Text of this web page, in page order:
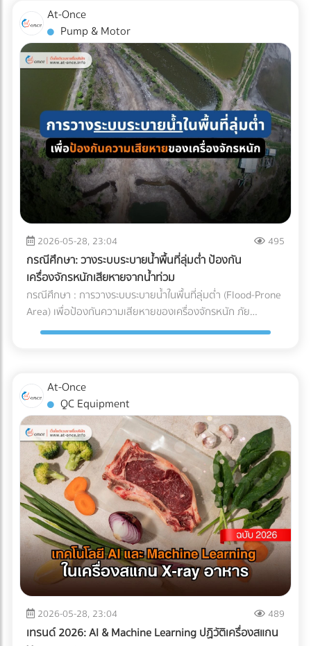
ความเสี่ยงที่คุ้มค่า: ลดอัตราของเสีย (Zero False Reject):
ป้องกันปัญหาสินค้าไม่ได้สเปก (Out of Spec) เมื่อมาถึงโรงงาน
ซึ่งหากสีหรือกลิ่นเพี้ยนไป ฝ่าย QA/QC จะต้องตีกลับสินค้าทั้ง
แบตช์ ทำให้เสียทั้งเงินและเวลา ความเสถียรของผลิตภัณฑ์
(Product Consistency): การใช้วัตถุดิบที่คุณภาพคงที่ ช่วยให้
โรงงานควบคุมมาตรฐานของสินค้าสำเร็จรูป (End-product) ได้
ง่ายขึ้น ไม่ว่าจะเป็นเครื่องดื่มบรรจุขวด หรือเบเกอรี่ สีและรสชาติ
จะเหมือนเดิมทุกรอบการผลิต ยืดอายุการจัดเก็บ (Extended
Shelf Life): มัทฉะที่ถูกควบคุมอุณหภูมิมาอย่างดีตั้งแต่ต้นทาง
จะมีอายุการจัดเก็บในคลังสินค้าของโรงงานได้นานขึ้น ช่วยให้ฝ่าย
จัดซื้อบริหารจัดการรอบการสั่งซื้อ (Lead Time) ได้อย่างยืดหยุ่น
บทสรุป คุณภาพของเครื่องดื่มหรืออาหารรสมัทฉะ ไม่ได้เริ่มต้นที่
สายพานการผลิตในโรงงาน แต่เริ่มต้นตั้งแต่การเลือกใช้วัตถุดิบ
และการบริหารจัดการ Supply Chain สำหรับองค์กรและโรงงานผู้
ผลิต การทำความเข้าใจระบบ Cold Chain Logistics และการ
เลือกพาร์ทเนอร์ผู้นำเข้าที่มีมาตรฐานการควบคุมอุณหภูมิที่
รัดกุมและสามารถตรวจสอบย้อนกลับได้ (Traceability) จึงเป็น
กลยุทธ์สำคัญที่จะช่วยปกป้องคุณภาพของสินค้า รักษากำไร และ
สร้างความไว้วางใจให้กับผู้บริโภคได้อย่างยั่งยืน
เหมาคันสำหรับทริปต่อไปอยู่หรือเปล่า? เปรียบเทียบราคาและ
ค้นหาบริษัทให้ เช่ารถบัสนิติบุคคล ที่เชื่อถือได้ ออกใบกำกับภาษี
ได้ 100% บนแพลตฟอร์ม At-Once ได้เลย
มาใช้ระบบรถลำเลียงอัตโนมัติ (AGV) การนำรถลำเลียงสินค้า
อัตโนมัติ (AGV) เข้ามาใช้วิ่งส่งของในคลังสินค้าช่วยลดแรงงาน
ได้มหาศาล แต่เนื่องจากหุ่นยนต์ประเภทนี้มีการเคลื่อนที่ตลอด
เวลา การเตรียมพื้นที่จึงต้องรัดกุมเป็นพิเศษ: เคลียร์สิ่งกีดขวาง
และทำพื้นผิวให้เรียบ: ระบบนำทาง AGV ไม่ว่าจะเป็นแบบแถบแม่
เหล็กหรือระบบนำทางด้วยเลเซอร์ (LiDAR) จะทำงานได้ดีที่สุดบน
พื้นผิวที่เรียบ ไม่มีหลุมบ่อ และไม่มีเศษขยะบดบังเซนเซอร์ที่ตัวรถ
กำหนดทางวิ่งและจัดระเบียบ Traffic: ต้องระบุเส้นทางการวิ่งของ
AGV ให้ชัดเจน โดยเว้นระยะห่างจากทางเดินของมนุษย์
(Pedestrian Walkway) อย่างน้อย 0.5 เมตรตามมาตรฐาน และ
ต้องมีป้ายเตือนในจุดตัดหรือทางแยกที่หุ่นยนต์ต้องวิ่งผ่าน จัด
พื้นที่สถานีชาร์จไฟอัตโนมัติ (Charging Zone): รถ AGV ยุคใหม่
จะวิ่งกลับไปชาร์จแบตเตอรี่เองเมื่อแบตใกล้หมด พื้นที่นี้ต้องมีการ
ระบายอากาศที่ดีเนื่องจากมีความร้อนสูง และต้องติดตั้งระบบตัด
ไฟฉุกเฉิน ตรวจสอบระบบเซนเซอร์กันชน (Safety Laser
Scanner): ก่อนปล่อยรถวิ่งจริง ต้องทดสอบระบบตรวจจับสิ่ง
กีดขวางของรถ AGV ว่าสามารถเบรกหรือชะลอความเร็วได้ทัน
ท่วงทีเมื่อมีพนักงานเดินตัดหน้าตาม มาตรฐานความปลอดภัย
AGV ISO 3691-4 กำลังมองหาผู้เชี่ยวชาญด้านระบบ AGV หรือ
อยากเปลี่ยนคลังสินค้าเป็น Smart Warehouse? ค้นหาและ
At-Once
Pump & Motor
2026-05-28, 23:04 495
กรณีศึกษา: วางระบบระบายน้ำพื้นที่ลุ่มต่ำ ป้องกัน
เครื่องจักรหนักเสียหายจากน้ำท่วม
กรณีศึกษา : การวางระบบระบายน้ำในพื้นที่ลุ่มต่ำ (Flood-Prone
Area) เพื่อป้องกันความเสียหายของเครื่องจักรหนัก ภัย
ธรรมชาติและฝนตกหนัก เป็นฝันร้ายของผู้รับเหมาและเจ้าของ
หรือรถตอกเสาเข็ม จมน้ำ นี่คือกรณีศึกษาและบทเรียนการจัดการ
พื้นที่ก่อสร้าง ว่าด้วย วิธีป้องกันเครื่องจักรเสียหายจากน้ำท่วม
ด้วยการวาง ระบบระบายน้ำ (Drainage System) อย่างมืออาชีพ
ปัญหาและความท้าทายของพื้นที่ลุ่มต่ำ ไซต์งานในพื้นที่ลุ่มต่ำมัก
เผชิญกับสภาพดินเหนียวที่อุ้มน้ำ (ไม่ซึมน้ำ) และมีระดับน้ำใต้ดิน
สูง เมื่อเกิดฝนตกหนัก น้ำจะขังตัวอย่างรวดเร็ว ทำให้ดินทรุดตัว
เครื่องจักรหนักติดหล่ม และเกิด Downtime หรือเวลาที่สูญเปล่า
ของโครงการที่ประเมินค่าไม่ได้ กล่าวคือ ปัญหาน้ำท่วมขังในพื้นที่
ลุ่มต่ำ ไม่ได้สร้างความเสียหายแค่ค่าซ่อมบำรุงเครื่องจักรเท่านั้น
แต่ทุกชั่วโมงที่รถขุดหรือรถเบคโฮต้องจอดนิ่งสนิท นั่นหมายถึง
ค่าแรงคนงานที่เสียเปล่า ค่าเช่าเครื่องจักรที่บานปลาย และความ
เสี่ยงที่จะโดนค่าปรับจากความล่าช้าในการส่งมอบโครงการ การ
ลงทุนวางระบบระบายน้ำที่ได้มาตรฐานตั้งแต่เนิ่นๆ จึงเป็นการซื้อ
ความเสี่ยงที่คุ้มค่าที่สุด กรณีศึกษาจำลอง: การวางระบบระบาย
น้ำพื้นที่ก่อสร้าง ในการแก้ปัญหาไซต์งานพื้นที่เสี่ยง บริษัทผู้รับ
At-Once
QC Equipment
2026-05-28, 23:04 489
เทรนด์ 2026: AI & Machine Learning ปฏิวัติเครื่องสแกน